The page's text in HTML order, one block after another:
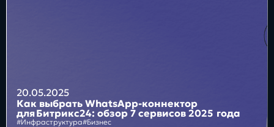
20.05.2025
Как выбрать WhatsApp‑коннектор
для Битрикс24: обзор 7 сервисов 2025 года
#Инфраструктура#Бизнес